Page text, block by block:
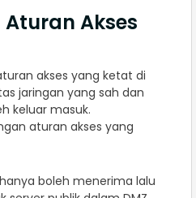
Akses
akses yang ketat di
jaringan yang sah dan
keluar masuk.
aturan akses yang
boleh menerima lalu